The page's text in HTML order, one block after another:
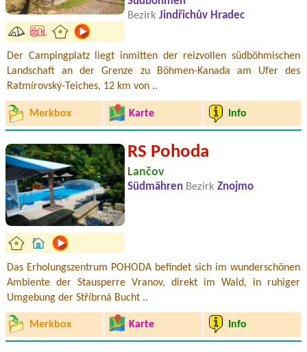
Bezirk Jindřichův Hradec
Der Campingplatz liegt inmitten der reizvollen südböhmischen
Landschaft an der Grenze zu Böhmen-Kanada am Ufer des
Ratmírovský-Teiches, 12 km von ..
Merkbox Karte Info
RS Pohoda
Lančov
Südmähren Bezirk Znojmo
Das Erholungszentrum POHODA befindet sich im wunderschönen
Ambiente der Stausperre Vranov, direkt im Wald, in ruhiger
Umgebung der Stříbrná Bucht ..
Merkbox Karte Info